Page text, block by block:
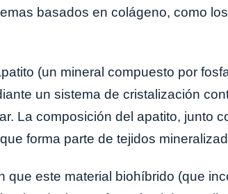
basados en colágeno, como
(un mineral compuesto por
un sistema de cristalización
La composición del apatito, junto
forma parte de tejidos
este material biohíbrido (que